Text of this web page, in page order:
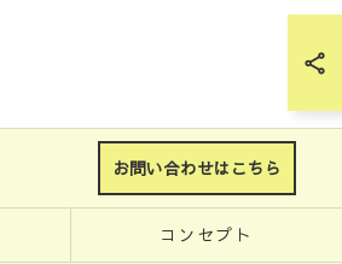
お問い合わせはこちら
コンセプト